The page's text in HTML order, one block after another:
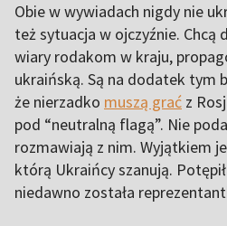
Obie w wywiadach nigdy nie
też sytuacja w ojczyźnie. Chcą
wiary rodakom w kraju,
ukraińską. Są na dodatek tym
że nierzadko muszą grać z
pod “neutralną flagą”. Nie
rozmawiają z nim. Wyjątkiem
którą Ukraińcy szanują.
niedawno została